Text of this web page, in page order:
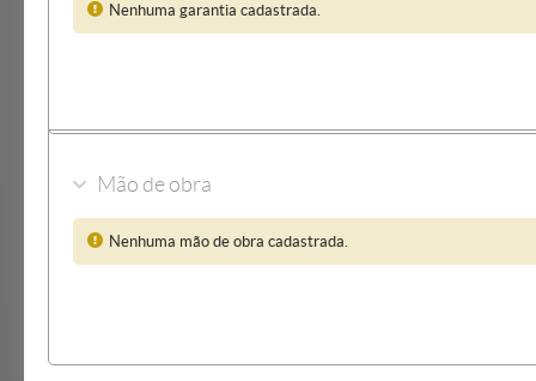
Nenhuma garantia cadastrada.
Mão de obra
Nenhuma mão de obra cadastrada.